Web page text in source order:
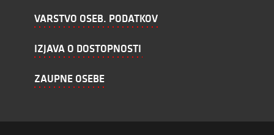
VARSTVO OSEB. PODATKOV
IZJAVA O DOSTOPNOSTI
ZAUPNE OSEBE